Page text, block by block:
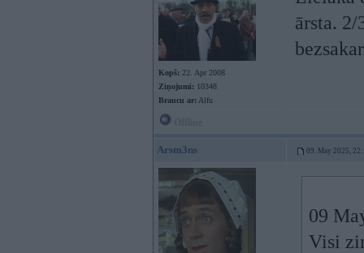
Kopš: 22. Apr 2008
Ziņojumi: 10348
Braucu ar: Alfu
ārsta. 2/
Arsm3ns 09. May 2025,
09
Visi